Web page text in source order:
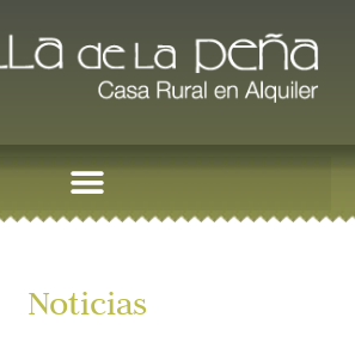
Noticias